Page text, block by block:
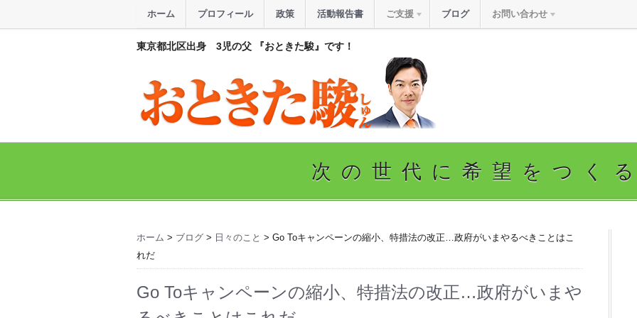
東京都北区出身 3児の父 『おときた駿』です！
ホーム プロフィール 政策 活動報告書 ご支援 ブログ お問い合わせ
次の世代に希望をつく
ホーム > ブログ > 日々のこと > Go Toキャンペーンの縮小、特措法の改正…政府がいまやるべきことはこ
れだ
Go Toキャンペーンの縮小、特措法の改正…政府がいまや